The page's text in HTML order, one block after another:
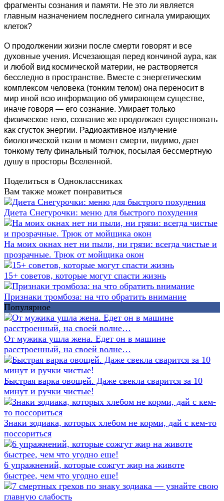
фрагменты сознания и памяти. Не это ли является
главным назначением последнего сигнала умирающих
клеток?
О продолжении жизни после смерти говорят и все
духовные учения. Исчезающая перед кончиной аура, как
и любой вид космической материи, не растворяется
бесследно в пространстве. Вместе с энергетическим
комплексом человека (тонким телом) она переносит в
мир иной всю информацию об умирающем существе,
иначе говоря — его сознание. Умирает только
физическое тело, сознание же продолжает существовать
как сгусток энергии. Радиоактивное излучение
биологической ткани в момент смерти, видимо, дает
тонкому телу финальный толчок, посылая бессмертную
душу в просторы Вселенной.
Поделиться в Одноклассниках
Вам также может понравиться
Диета Снегурочки: меню для быстрого похудения
На моих окнах нет ни пыли, ни грязи: всегда чистые и
прозрачные. Трюк от мойщика окон
15+ советов, которые могут спасти жизнь
Признаки тромбоза: на что обратить внимание
Популярное
От мужика ушла жена. Едет он в машине
расстроенный, на своей волне…
Быстрая варка овощей. Даже свекла сварится за 10
минут и ручки чистые!
Знаки зодиака, которых хлебом не корми, дай с кем-то
поссориться
6 упражнений, которые сожгут жир на животе
быстрее, чем что угодно еще!